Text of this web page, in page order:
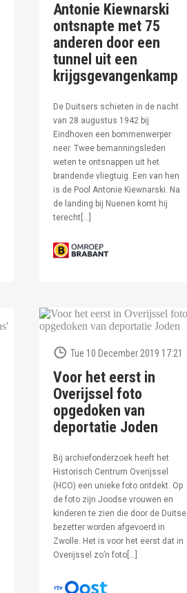
Antonie Kiewnarski
ontsnapte met 75
anderen door een
tunnel uit een
krijgsgevangenkamp
De Duitsers schieten in de nacht
van 28 augustus 1942 bij
Eindhoven een bommenwerper
neer. Twee bemanningsleden
weten te ontsnappen uit het
brandende vliegtuig. Een van hen
is de Pool Antonie Kiewnarski. Na
de landing bij Nuenen komt hij
terecht[…]
Tue 10 December 2019 17:21
Voor het eerst in
Overijssel foto
opgedoken van
deportatie Joden
Bij archiefonderzoek heeft het
Historisch Centrum Overijssel
(HCO) een unieke foto ontdekt. Op
de foto zijn Joodse vrouwen en
kinderen te zien die door de Duitse
bezetter worden afgevoerd in
Zwolle. Het is voor het eerst dat in
Overijssel zo’n foto[…]